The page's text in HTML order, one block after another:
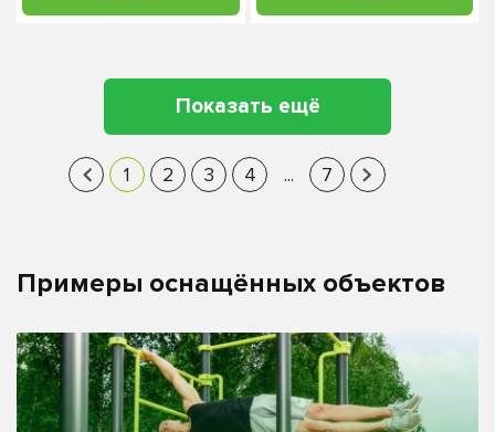
Показать ещё
‹ 1 2 3 4 ... 7 ›
Примеры оснащённых объектов